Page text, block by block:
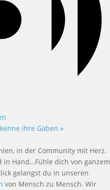
ihre Gaben »
in der Community mit Herz.
in Hand…Fühle dich von ganzem
gelangst du in unseren
von Mensch zu Mensch. Wir